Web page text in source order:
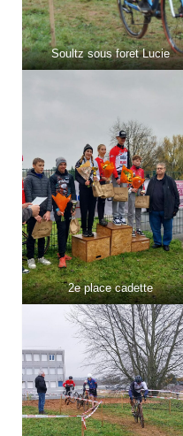
Soultz sous foret Lucie
2e place cadette